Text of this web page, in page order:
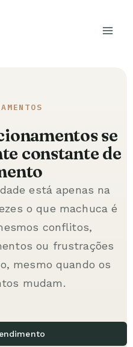
se
constante de
está apenas na
o que machuca é
conflitos,
ou frustrações
mesmo quando os
mudam.